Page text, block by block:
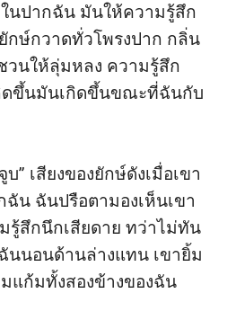
นปากฉัน มันให้ความรู้สึก
กษ์กวาดทั่วโพรงปาก กลิ่น
วนให้ลุ่มหลง ความรู้สึก
ดขึ้นมันเกิดขึ้นขณะที่ฉันกับ
” เสียงของยักษ์ดังเมื่อเขา
น ฉันปรือตามองเห็นเขา
รู้สึกนึกเสียดาย ทว่าไม่ทัน
นนอนด้านล่างแทน เขายิ้ม
แก้มทั้งสองข้างของฉัน